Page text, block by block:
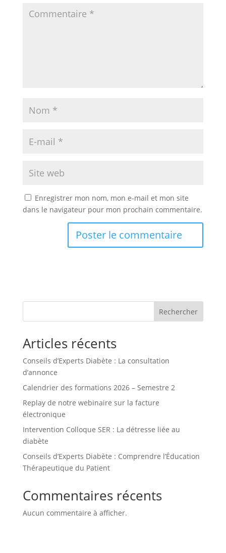
Enregistrer mon nom, mon e-mail et mon site
dans le navigateur pour mon prochain commentaire.
Rechercher
Articles récents
Conseils d’Experts Diabète : La consultation
d’annonce
Calendrier des formations 2026 – Semestre 2
Replay de notre webinaire sur la facture
électronique
Intervention Colloque SER : La détresse liée au
diabète
Conseils d’Experts Diabète : Comprendre l’Éducation
Thérapeutique du Patient
Commentaires récents
Aucun commentaire à afficher.